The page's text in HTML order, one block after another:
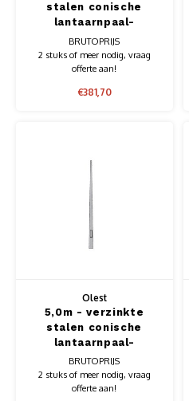
stalen conische
lantaarnpaal-
lichtmast, lengte
3,5m, topmaat 60mm
BRUTOPRIJS
2 stuks of meer nodig, vraag
offerte aan!
€381,70
Olest
5,0m - verzinkte
stalen conische
lantaarnpaal-
lichtmast, lengte
5,0m, topmaat 60mm
BRUTOPRIJS
2 stuks of meer nodig, vraag
offerte aan!